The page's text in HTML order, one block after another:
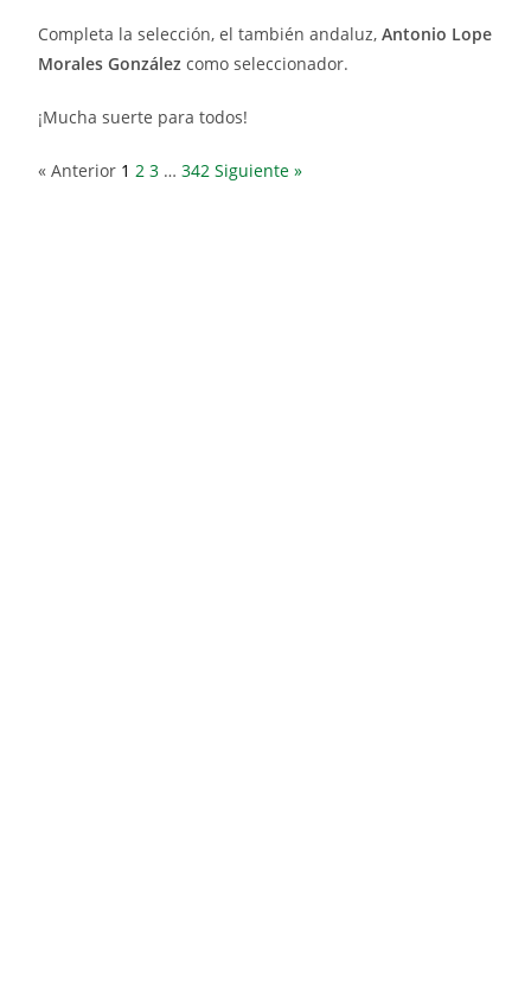
Completa la selección, el también andaluz,Antonio Lope
Morales González como seleccionador.
¡Mucha suerte para todos!
« Anterior 1 2 3 … 342 Siguiente »